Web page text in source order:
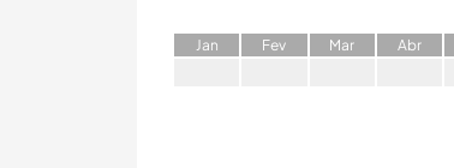
Jan Fev Mar Abr